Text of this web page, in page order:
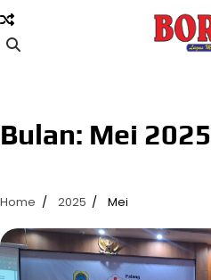
Skip
to
content
Bulan: Mei 2025
Home 2025 Mei